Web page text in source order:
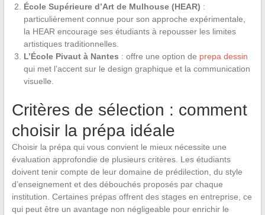
École Supérieure d’Art de Mulhouse (HEAR) :
particulièrement connue pour son approche expérimentale,
la HEAR encourage ses étudiants à repousser les limites
artistiques traditionnelles.
L’École Pivaut à Nantes : offre une option de prepa dessin
qui met l’accent sur le design graphique et la communication
visuelle.
Critères de sélection : comment
choisir la prépa idéale
Choisir la prépa qui vous convient le mieux nécessite une
évaluation approfondie de plusieurs critères. Les étudiants
doivent tenir compte de leur domaine de prédilection, du style
d’enseignement et des débouchés proposés par chaque
institution. Certaines prépas offrent des stages en entreprise, ce
qui peut être un avantage non négligeable pour enrichir le